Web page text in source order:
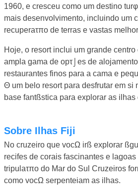
1960, e cresceu como um destino
mais desenvolvimento, incluindo um
recuperaτπo de terras e vastas
Hoje, o resort inclui um grande
ampla gama de opτ⌡es de
restaurantes finos para a cama e
Θ um belo resort para desfrutar em si
base fantßstica para explorar as ilhas
Sobre Ilhas Fiji
No cruzeiro que vocΩ irß explorar
recifes de corais fascinantes e
tripulaτπo do Mar do Sul Cruzeiros
como vocΩ serpenteiam as ilhas.